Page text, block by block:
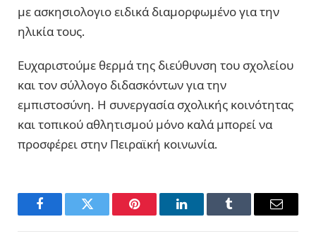
με ασκησιολογιο ειδικά διαμορφωμένο για την
ηλικία τους.
Ευχαριστούμε θερμά της διεύθυνση του σχολείου
και τον σύλλογο διδασκόντων για την
εμπιστοσύνη. Η συνεργασία σχολικής κοινότητας
και τοπικού αθλητισμού μόνο καλά μπορεί να
προσφέρει στην Πειραϊκή κοινωνία.
FacebookTwitter Pinterest LinkedInTumblr Email